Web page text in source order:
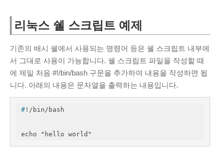
CATEGORIES
C/C++(6)
Cloud(1)
PHP (4)
Python(12)
네트워크 (8)
Tensorflow(18)
리눅스 쉘 스크립트 예제
기존의 배시 쉘에서 사용되는 명령어 등은 쉘 스크립트 내부에
서 그대로 사용이 가능합니다. 쉘 스크립트 파일을 작성할 때
에 제일 처음 #!/bin/bash 구문을 추가하여 내용을 작성하면 됩
니다. 아래의 내용은 문자열을 출력하는 내용입니다.
# !/bin/bash
echo "hello world"